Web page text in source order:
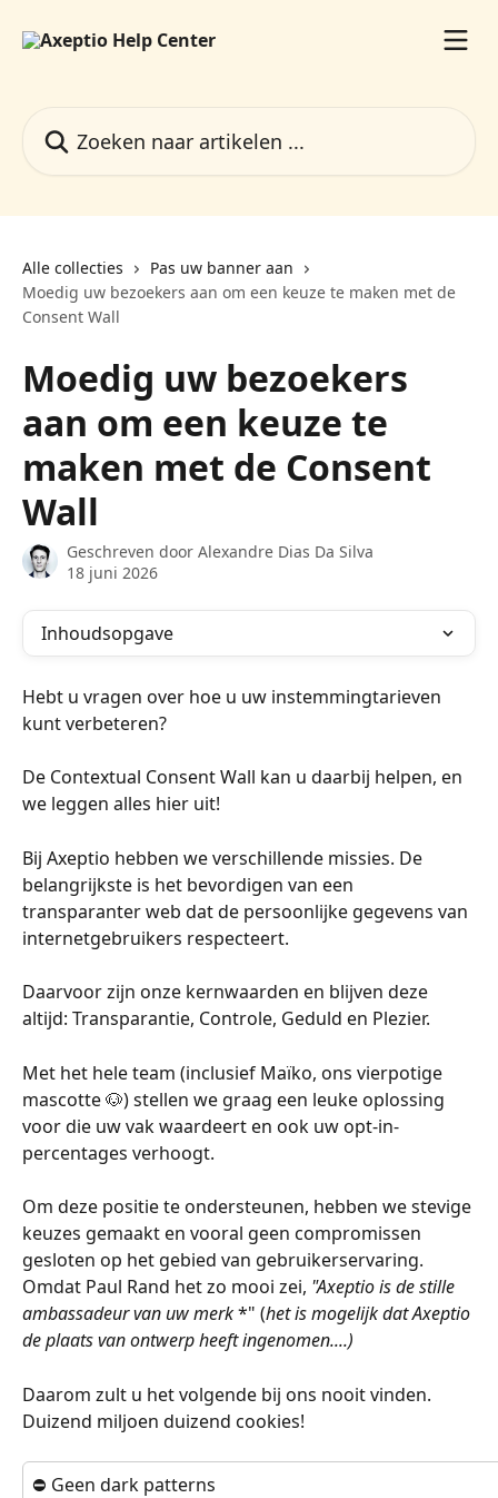
Alle collecties
Pas uw banner aan
Moedig uw bezoekers aan om een keuze te maken met de
Consent Wall
Moedig uw bezoekers
aan om een keuze te
maken met de Consent
Wall
Geschreven door Alexandre Dias Da Silva
18 juni 2026
Inhoudsopgave
Hebt u vragen over hoe u uw instemmingtarieven
kunt verbeteren?
De Contextual Consent Wall kan u daarbij helpen, en
we leggen alles hier uit!
Bij Axeptio hebben we verschillende missies. De
belangrijkste is het bevordigen van een
transparanter web dat de persoonlijke gegevens van
internetgebruikers respecteert.
Daarvoor zijn onze kernwaarden en blijven deze
altijd: Transparantie, Controle, Geduld en Plezier.
Met het hele team (inclusief Maïko, ons vierpotige
mascotte 🐶) stellen we graag een leuke oplossing
voor die uw vak waardeert en ook uw opt-in-
percentages verhoogt.
Om deze positie te ondersteunen, hebben we stevige
keuzes gemaakt en vooral geen compromissen
gesloten op het gebied van gebruikerservaring.
Omdat Paul Rand het zo mooi zei, "Axeptio is de stille
ambassadeur van uw merk *" (het is mogelijk dat Axeptio
de plaats van ontwerp heeft ingenomen....)
Daarom zult u het volgende bij ons nooit vinden.
Duizend miljoen duizend cookies!
⛔️ Geen dark patterns